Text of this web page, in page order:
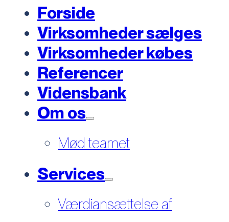
Forside
Virksomheder sælges
Virksomheder købes
Referencer
Vidensbank
Om os
Mød teamet
Services
Værdiansættelse af